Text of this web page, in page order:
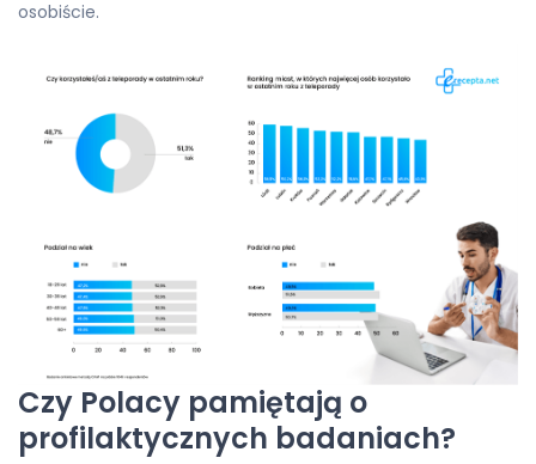
osobiście.
Czy Polacy pamiętają o
profilaktycznych badaniach?